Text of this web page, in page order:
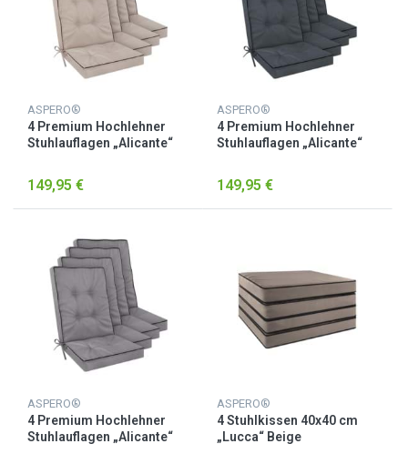
ASPERO®
4 Premium Hochlehner
Stuhlauflagen „Alicante“
149,95 €
ASPERO®
4 Premium Hochlehner
Stuhlauflagen „Alicante“
149,95 €
ASPERO®
4 Premium Hochlehner
Stuhlauflagen „Alicante“
ASPERO®
4 Stuhlkissen 40x40 cm
„Lucca“ Beige